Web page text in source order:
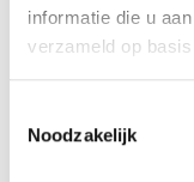
informatie die u
verzameld op
Noodzakelijk
geeft je ook de